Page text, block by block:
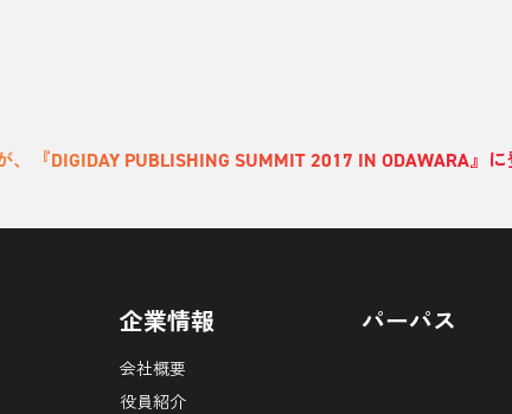
『DIGIDAY PUBLISHING SUMMIT 2017 IN ODAWARA』に
企業情報
会社概要
役員紹介
パーパス